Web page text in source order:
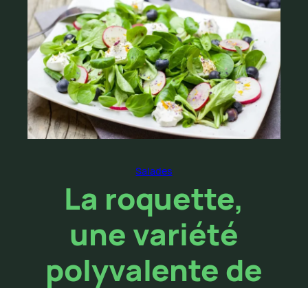
Salades
La roquette,
une variété
polyvalente de